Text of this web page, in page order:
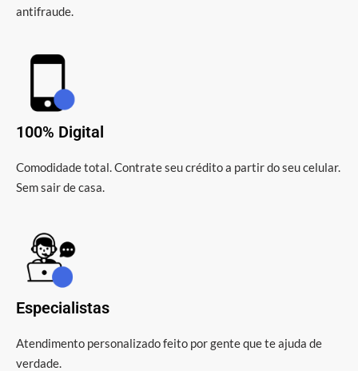
antifraude.
100% Digital
Comodidade total. Contrate seu crédito a partir do seu celular.
Sem sair de casa.
Especialistas
Atendimento personalizado feito por gente que te ajuda de
verdade.